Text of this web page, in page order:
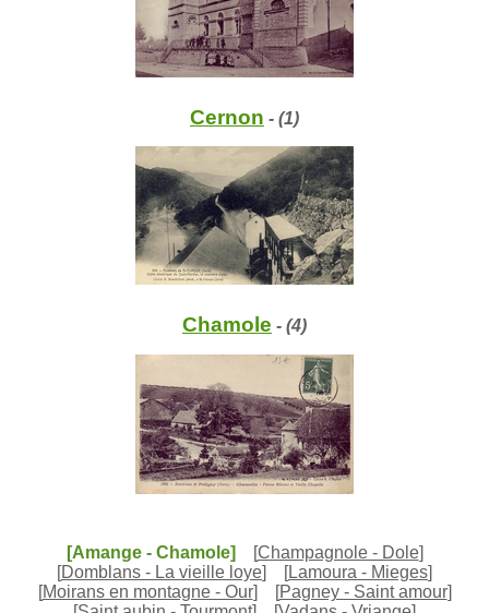
Cernon - (1)
Chamole - (4)
[Amange - Chamole] [Champagnole - Dole]
[Domblans - La vieille loye] [Lamoura - Mieges]
[Moirans en montagne - Our] [Pagney - Saint amour]